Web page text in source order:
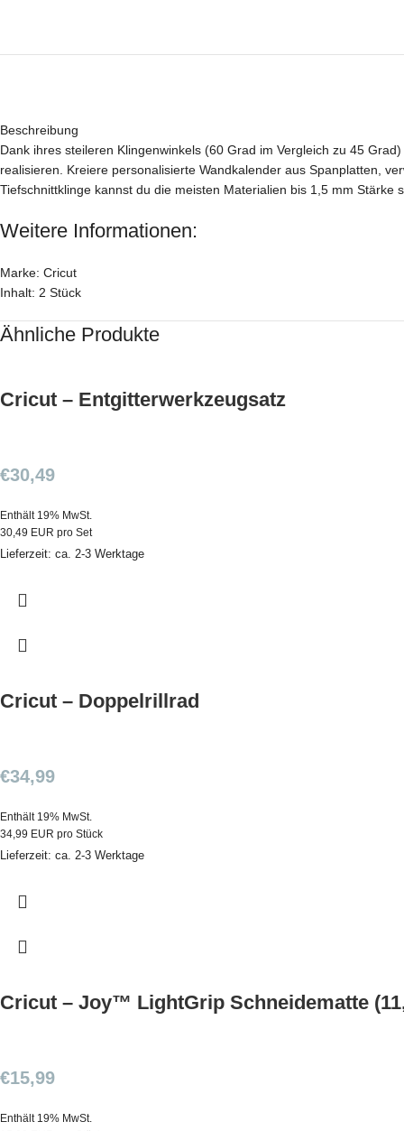
Beschreibung
Dank ihres steileren Klingenwinkels (60 Grad im Vergleich zu 45
realisieren. Kreiere personalisierte Wandkalender aus Spanplatten,
Tiefschnittklinge kannst du die meisten Materialien bis 1,5 mm
Weitere Informationen:
Marke: Cricut
Inhalt: 2 Stück
Ähnliche Produkte
Cricut – Entgitterwerkzeugsatz
€30,49
Enthält 19% MwSt.
30,49 EUR pro Set
Lieferzeit: ca. 2-3 Werktage
Cricut – Doppelrillrad
€34,99
Enthält 19% MwSt.
34,99 EUR pro Stück
Lieferzeit: ca. 2-3 Werktage
Cricut – Joy™ LightGrip Schneidematte
€15,99
Enthält 19% MwSt.